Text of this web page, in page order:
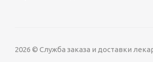
2026 © Служба заказа и доставки